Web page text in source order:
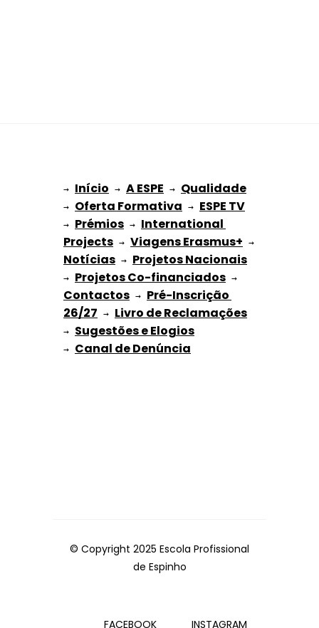
→ Início → A ESPE → Qualidade
→ Oferta Formativa → ESPE TV
→ Prémios → International
Projects → Viagens Erasmus+
Notícias → Projetos Nacionais
→ Projetos Co-financiados
Contactos → Pré-Inscrição
26/27 → Livro de Reclamações
→ Sugestões e Elogios
→
© Copyright 2025 Escola Profissional
de Espinho
FACEBOOK INSTAGRAM